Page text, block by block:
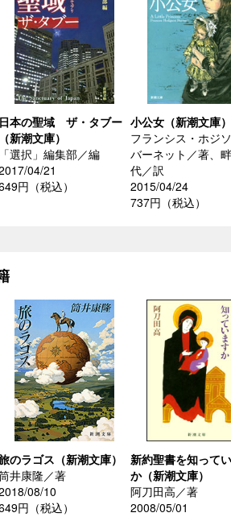
日本の聖域 ザ・タブー
（新潮文庫）
「選択」編集部／編
04/21
円（税込）
小公女（新潮文庫）
フランシス・ホジ
バーネット／著、
代／訳
2015/04/24
737円（税込）
のラゴス（新潮文庫）
井康隆／著
08/10
円（税込）
新約聖書を知って
か（新潮文庫）
阿刀田高／著
2008/05/01